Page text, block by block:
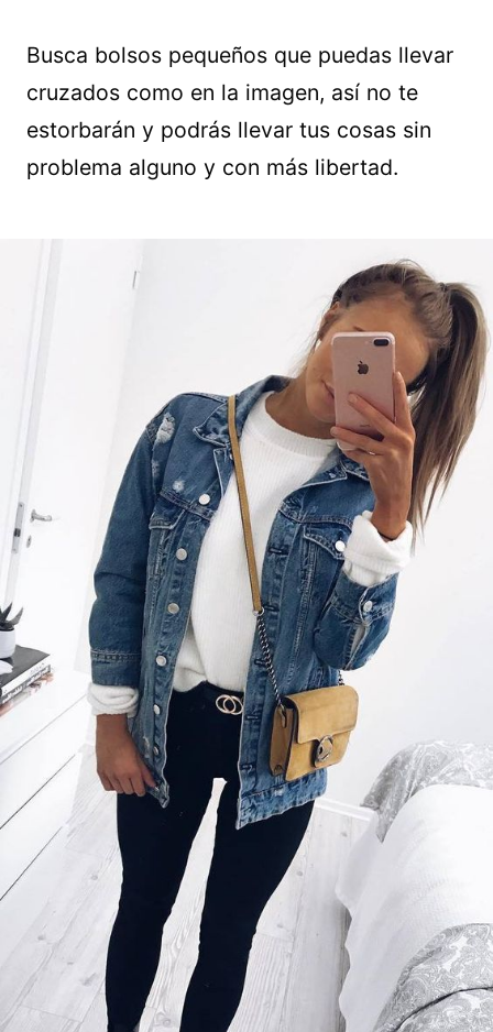
Busca bolsos pequeños que puedas llevar
cruzados como en la imagen, así no te
estorbarán y podrás llevar tus cosas sin
problema alguno y con más libertad.